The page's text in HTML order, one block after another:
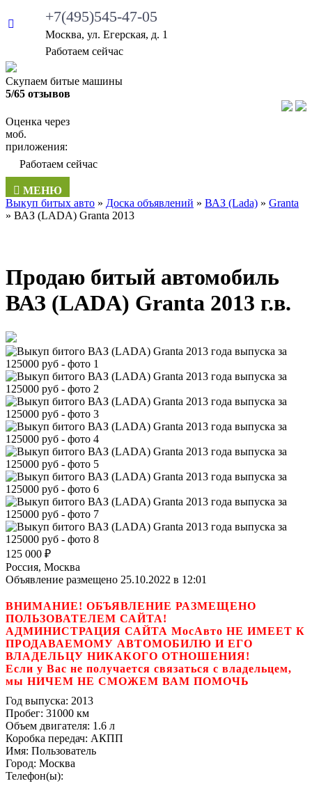
+7(495)545-47-05
Москва, ул. Егерская, д. 1
Работаем сейчас
Скупаем битые машины
5/65 отзывов
Оценка через
моб.
приложения:
Работаем сейчас
МЕНЮ
Выкуп битых авто » Доска объявлений » ВАЗ (Lada) » Granta
» ВАЗ (LADA) Granta 2013
Продаю битый автомобиль
ВАЗ (LADA) Granta 2013 г.в.
125 000 ₽
Россия, Москва
Объявление размещено 25.10.2022 в 12:01
ВНИМАНИЕ! ОБЪЯВЛЕНИЕ РАЗМЕЩЕНО
ПОЛЬЗОВАТЕЛЕМ САЙТА!
АДМИНИСТРАЦИЯ САЙТА МосАвто НЕ ИМЕЕТ К
ПРОДАВАЕМОМУ АВТОМОБИЛЮ И ЕГО
ВЛАДЕЛЬЦУ НИКАКОГО ОТНОШЕНИЯ!
Если у Вас не получается связаться с владельцем,
мы НИЧЕМ НЕ СМОЖЕМ ВАМ ПОМОЧЬ
Год выпуска: 2013
Пробег: 31000 км
Объем двигателя: 1.6 л
Коробка передач: АКПП
Имя: Пользователь
Город: Москва
Телефон(ы):